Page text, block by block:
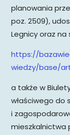
planowania
poz. 2509),
Legnicy oraz
https://
wiedzy/base/
a także w
właściwego do
i
mieszkalnictwa